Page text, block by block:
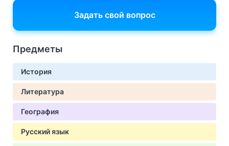
Задать свой вопрос
Предметы
История
Литература
География
Русский язык